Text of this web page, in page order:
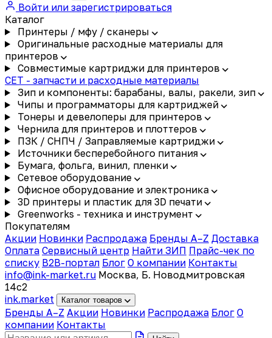
Войти или зарегистрироваться
Каталог
Принтеры / мфу / сканеры
Оригинальные расходные материалы для
принтеров
Совместимые картриджи для принтеров
CET - запчасти и расходные материалы
Зип и компоненты: барабаны, валы, ракели, зип
Чипы и программаторы для картриджей
Тонеры и девелоперы для принтеров
Чернила для принтеров и плоттеров
ПЗК / СНПЧ / Заправляемые картриджи
Источники бесперебойного питания
Бумага, фольга, винил, пленки
Сетевое оборудование
Офисное оборудование и электроника
3D принтеры и пластик для 3D печати
Greenworks - техника и инструмент
Покупателям
Акции Новинки Распродажа Бренды A–Z Доставка
Оплата Сервисный центр Найти ЗИП Прайс-чек по
списку B2B-портал Блог О компании Контакты
info@ink-market.ru Москва, Б. Новодмитровская
14с2
ink.market Каталог товаров
Бренды A–Z Акции Новинки Распродажа Блог О
компании Контакты